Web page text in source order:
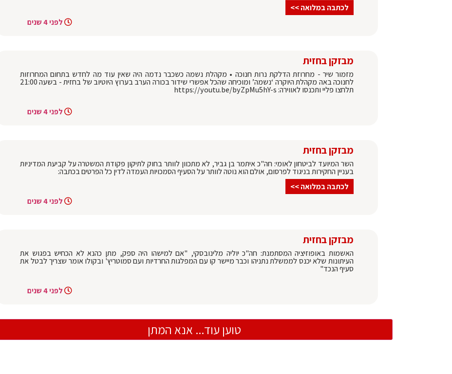
לכתבה במלואה >>
לפני 4 שנים
מבזקן בחזית
מזמור שיר - מחרוזת הדלקת נרות חנוכה • מקהלת נשמה כשכבר נדמה היה שאין עוד מה לחדש בתחום המחרוזות
לחנוכה באה מקהלת היוקרה ‘נשמה’ ומוכיחה שהכל אפשרי שידור בכורה הערב בערוץ היוטיוב של בחזית - בשעה 21:00
תלחצו פליי ותכנסו לאווירה: https://youtu.be/byZpMu5hY-s
לפני 4 שנים
מבזקן בחזית
השר המיועד לביטחון לאומי: חה"כ איתמר בן גביר, לא מתכוון לוותר בחוק לתיקון פקודת המשטרה על קביעת המדיניות
בעניין החקירות בניגוד לפרסום, אולם הוא נוטה לוותר על הסעיף הסמכויות העמדה לדין כל הפרטים בכתבה:
לכתבה במלואה >>
לפני 4 שנים
מבזקן בחזית
האשמות באופוזיציה המסתמנת: חה"כ יוליה מלינובסקי, "אם למישהו היה ספק, ‎מתן כהנא לא הכחיש בפגוש את
העיתונות שלא יכנס לממשלת נתניהו וכבר מיישר קו עם המפלגות החרדיות ועם סמוטריץ' ובקולו אומר שצריך לבטל את
סעיף הנכד"
לפני 4 שנים
טוען עוד... אנא המתן